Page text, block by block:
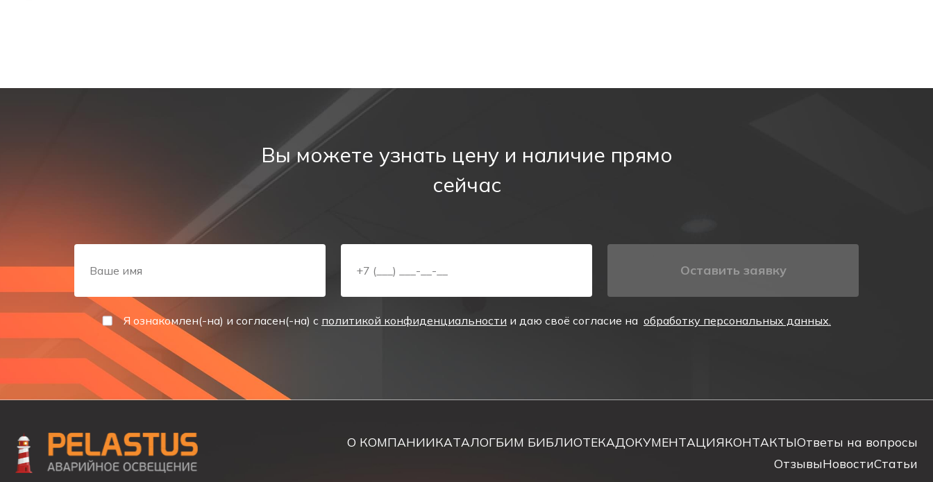
БАП предназначен для обеспечения аварийной работы светодиодных светильников потребляемой мощностью до 200Вт.
Отличительными особенностями БАП 1.5 и БАП 1.6 являются:
Современный и компактный LiFePO4 аккумулятор
Высокие выходные параметры блока
Функция автоматического тестирования.
Наличие автоматического тестирования позволит продлить срок службы аккумуляторной батареи.
Один раз в 30 дней БАП автоматически перейдёт в аварийный режим на 60 секунд для проверки способности аварийного включения.
Один раз в 180 дней БАП автоматически перейдёт в аварийный режим на более 90 минут для проверки времени аварийной работы и перезарядки
аккумуляторной батареи.
Режим зарядки – медленно мигает красным светом
Режим ожидания, аккумулятор заряжен – зелёный свет
Вы можете узнать цену и наличие прямо
сейчас
Оставить заявку
Я ознакомлен(-на) и согласен(-на) с политикой конфиденциальности и даю своё согласие на обработку персональных данных.
О КОМПАНИИКАТАЛОГБИМ БИБЛИОТЕКАДОКУМЕНТАЦИЯКОНТАКТЫОтветы на вопросы
ОтзывыНовостиСтатьи